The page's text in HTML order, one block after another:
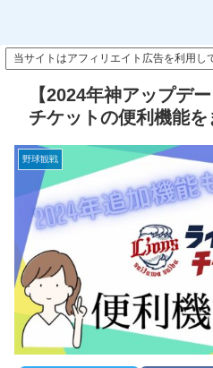
当サイトはアフィリエイト広告を利用し
【2024年神アップデ
チケットの便利機能
野球観戦